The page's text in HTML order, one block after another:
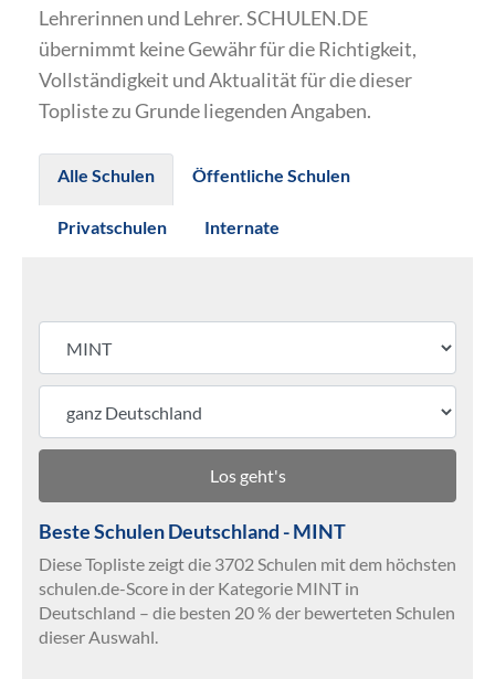
Lehrerinnen und Lehrer. SCHULEN.DE
übernimmt keine Gewähr für die Richtigkeit,
Vollständigkeit und Aktualität für die dieser
Topliste zu Grunde liegenden Angaben.
Alle Schulen Öffentliche Schulen
Privatschulen Internate
Los geht's
Beste Schulen Deutschland - MINT
Diese Topliste zeigt die 3702 Schulen mit dem höchsten
schulen.de-Score in der Kategorie MINT in
Deutschland – die besten 20 % der bewerteten Schulen
dieser Auswahl.